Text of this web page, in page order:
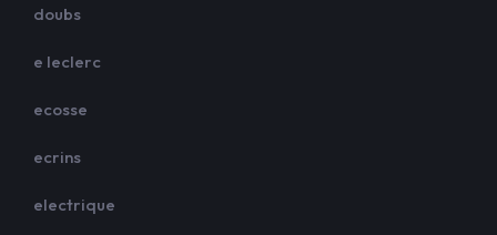
doubs
e leclerc
ecosse
ecrins
electrique